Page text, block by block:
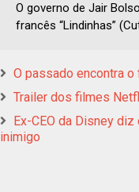
O governo de Jair
francês “Lindinhas”
O passado encontra o
Trailer dos filmes
Ex-CEO da Disney
inimigo